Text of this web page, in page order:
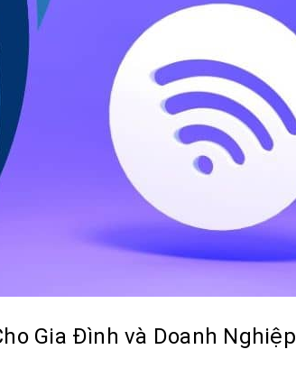
Gia Đình và Doanh Nghiệp